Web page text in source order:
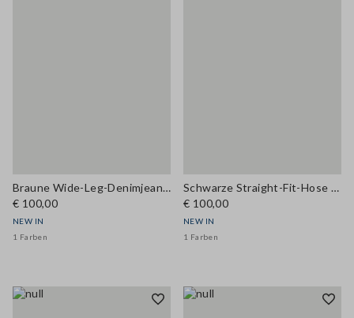
Braune Wide-Leg-Denimjeans aus reinem Lyocell
€ 100,00
NEW IN
1 Farben
Schwarze Straight-Fit-Hose aus elastischer Viskose
€ 100,00
NEW IN
1 Farben